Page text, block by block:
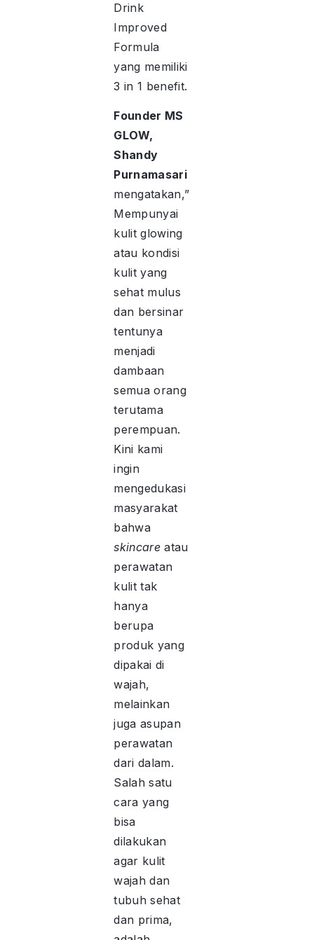
Drink
Improved
Formula
yang memiliki
3 in 1 benefit.
Founder MS
GLOW,
Shandy
Purnamasari
mengatakan,”
Mempunyai
kulit glowing
atau kondisi
kulit yang
sehat mulus
dan bersinar
tentunya
menjadi
dambaan
semua orang
terutama
perempuan.
Kini kami
ingin
mengedukasi
masyarakat
bahwa
skincareatau
perawatan
kulit tak
hanya
berupa
produk yang
dipakai di
wajah,
melainkan
juga asupan
perawatan
dari dalam.
Salah satu
cara yang
bisa
dilakukan
agar kulit
wajah dan
tubuh sehat
dan prima,